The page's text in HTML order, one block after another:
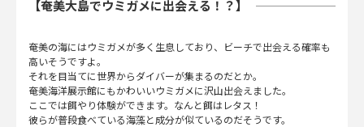
【奄美大島でウミガメに出会える！？】
奄美の海にはウミガメが多く生息しており、ビーチで出会える確率も
高いそうですよ。
それを目当てに世界からダイバーが集まるのだとか。
奄美海洋展示館にもかわいいウミガメに沢山出会えました。
ここでは餌やり体験ができます。なんと餌はレタス！
彼らが普段食べている海藻と成分が似ているのだそうです。